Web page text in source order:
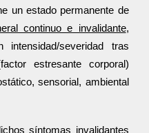
un estado permanente de
continuo e invalidante,
intensidad/severidad tras
estresante corporal)
sensorial, ambiental
síntomas invalidantes